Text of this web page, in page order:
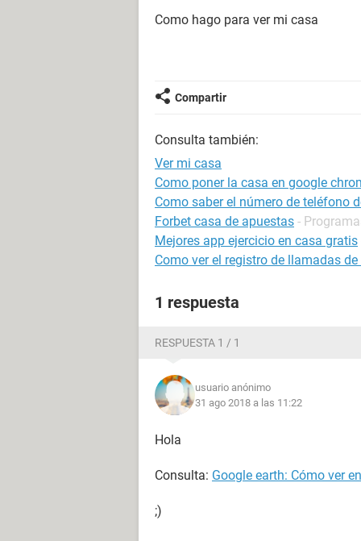
Como hago para ver mi casa
Compartir
Consulta también:
Ver mi casa
Como poner la casa en google
Como saber el número de teléfono
Forbet casa de apuestas -
Mejores app ejercicio en casa gratis
Como ver el registro de llamadas
1 respuesta
RESPUESTA 1 / 1
usuario anónimo
31 ago 2018 a las 11:22
Hola
Consulta: Google earth: Cómo ver
;)